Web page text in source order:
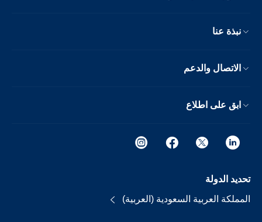
نبذة عنا
الاتصال والدعم
ابق على اطلاع
تحديد الدولة
المملكة العربية السعودية (العربية)